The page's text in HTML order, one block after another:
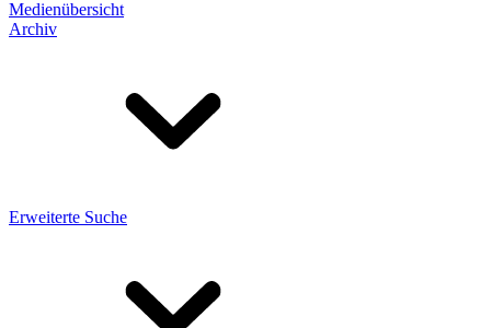
Medienübersicht
Archiv
Erweiterte Suche